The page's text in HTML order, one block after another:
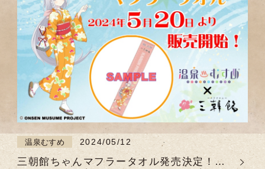
温泉むすめ 2024/05/12
三朝館ちゃんマフラータオル発売決定！